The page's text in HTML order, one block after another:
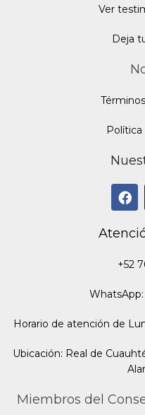
Ver
Deja
+52
WhatsApp:
Horario de atención de
Ubicación: Real de
Miembros del